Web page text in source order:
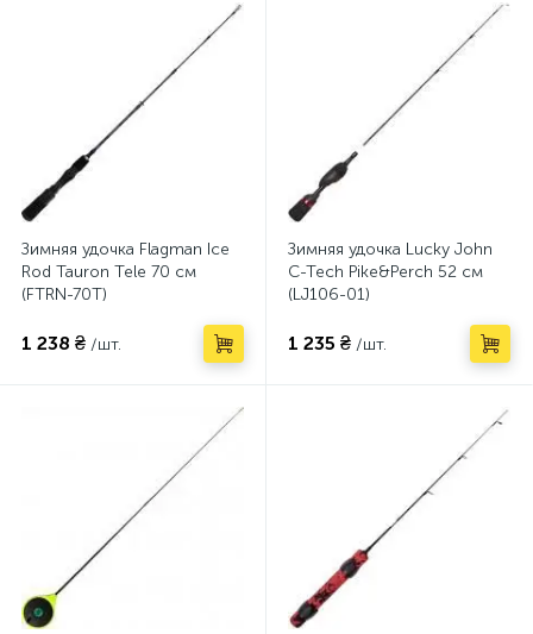
Зимняя удочка Flagman Ice
Rod Tauron Tele 70 см
(FTRN-70T)
1 238 ₴ /шт.
Зимняя удочка Lucky John
C-Tech Pike&Perch 52 см
(LJ106-01)
1 235 ₴ /шт.